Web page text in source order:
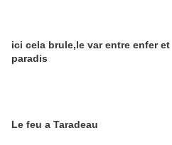
ici cela brule,le var entre enfer et
paradis
Le feu a Taradeau